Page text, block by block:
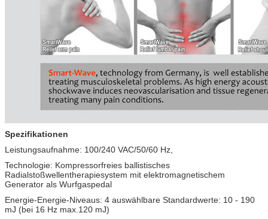
Spezifikationen
Leistungsaufnahme: 100/240 VAC/50/60 Hz,
Technologie: Kompressorfreies ballistisches
Radialstoßwellentherapiesystem mit elektromagnetischem
Generator als Wurfgaspedal
Energie-Energie-Niveaus: 4 auswählbare Standardwerte: 10 - 190
mJ (bei 16 Hz max.120 mJ)